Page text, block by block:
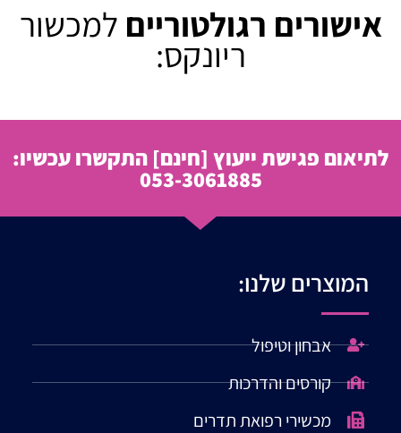
אישורים רגולטוריים למכשור
ריונקס:
לתיאום פגישת ייעוץ [חינם] התקשרו עכשיו:
053-3061885
המוצרים שלנו:
אבחון וטיפול
קורסים והדרכות
מכשירי רפואת תדרים